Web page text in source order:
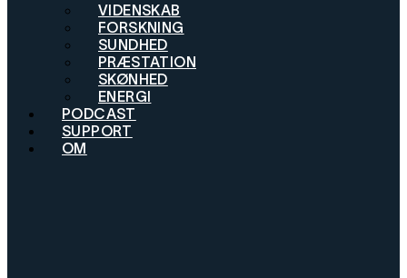
VIDENSKAB
FORSKNING
SUNDHED
PRÆSTATION
SKØNHED
ENERGI
PODCAST
SUPPORT
OM